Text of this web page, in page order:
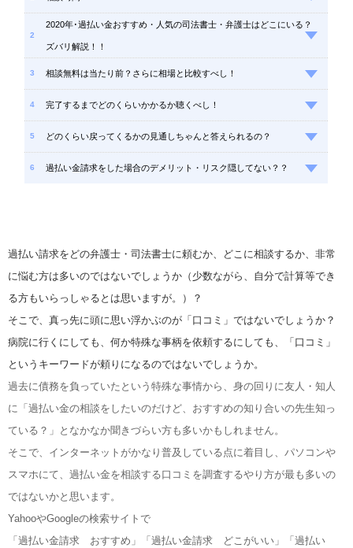
2020年･過払い金おすすめ・人気の司法書士・弁護士はどこにいる？
ズバリ解説！！
相談無料は当たり前？さらに相場と比較すべし！
完了するまでどのくらいかかるか聴くべし！
どのくらい戻ってくるかの見通しちゃんと答えられるの？
過払い金請求をした場合のデメリット・リスク隠してない？？
過払い請求をどの弁護士・司法書士に頼むか、どこに相談するか、非常
に悩む方は多いのではないでしょうか（少数ながら、自分で計算等でき
る方もいらっしゃるとは思いますが。）？
そこで、真っ先に頭に思い浮かぶのが「口コミ」ではないでしょうか？
病院に行くにしても、何か特殊な事柄を依頼するにしても、「口コミ」
というキーワードが頼りになるのではないでしょうか。
過去に債務を負っていたという特殊な事情から、身の回りに友人・知人
に「過払い金の相談をしたいのだけど、おすすめの知り合いの先生知っ
ている？」となかなか聞きづらい方も多いかもしれません。
そこで、インターネットがかなり普及している点に着目し、パソコンや
スマホにて、過払い金を相談する口コミを調査するやり方が最も多いの
ではないかと思います。
YahooやGoogleの検索サイトで
「過払い金請求 おすすめ」「過払い金請求 どこがいい」「過払い